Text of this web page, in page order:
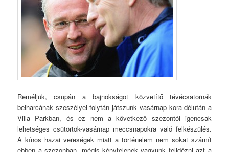
Reméljük, csupán a bajnokságot közvetítő tévécsatornák
belharcának szeszélyei folytán játszunk vasárnap kora délután a
Villa Parkban, és ez nem a következő szezontól igencsak
lehetséges csütörtök-vasárnap meccsnapokra való felkészülés.
A kínos hazai vereségek miatt a történelem nem sokat számít